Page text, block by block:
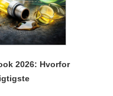
2026: Hvorfor